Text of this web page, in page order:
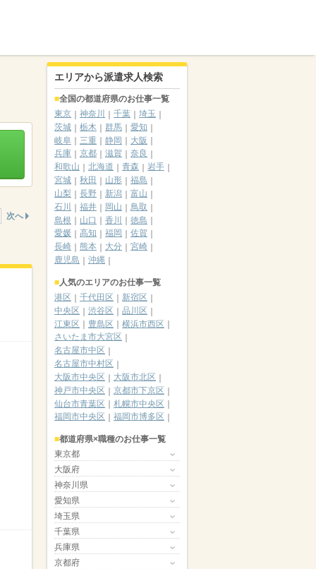
次へ
エリアから派遣求人検索
全国の都道府県のお仕事一覧
東京
神奈川 千葉
埼玉
茨城
栃木 群馬
愛知
岐阜
三重 静岡
大阪
兵庫
京都 滋賀
奈良
和歌山
北海道 青森
岩手
宮城
秋田 山形
福島
山梨
長野 新潟
富山
石川
福井 岡山
鳥取
島根
山口 香川
徳島
愛媛
高知 福岡
佐賀
長崎
熊本 大分
宮崎
鹿児島
沖縄
人気のエリアのお仕事一覧
港区
千代田区
新宿区
中央区
渋谷区
品川区
江東区
豊島区
横浜市西区
さいたま市大宮区
名古屋市中区
名古屋市中村区
大阪市中央区
大阪市北区
神戸市中央区
京都市下京区
仙台市青葉区
札幌市中央区
福岡市中央区
福岡市博多区
都道府県×職種のお仕事一覧
東京都
大阪府
神奈川県
愛知県
埼玉県
千葉県
兵庫県
京都府